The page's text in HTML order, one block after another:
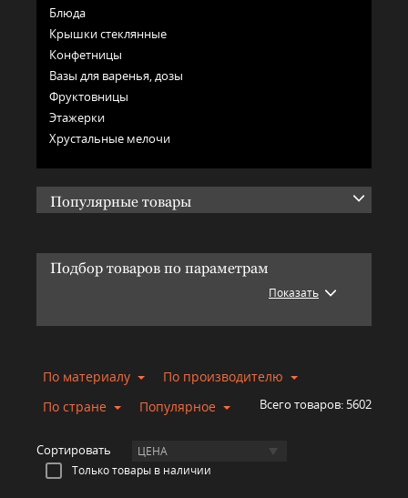
Блюда
Крышки стеклянные
Конфетницы
Вазы для варенья, дозы
Фруктовницы
Этажерки
Хрустальные мелочи
Популярные товары
Подбор товаров по параметрам
Показать
По материалу
По производителю
По стране
Популярное Всего товаров: 5602
Сортировать ЦЕНА
Только товары в наличии